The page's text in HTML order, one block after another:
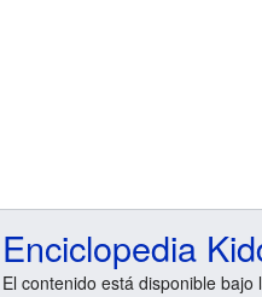
Enciclopedia
El contenido está disponible bajo